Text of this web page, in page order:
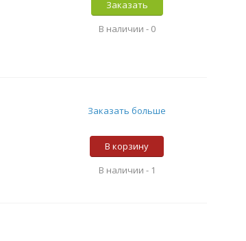
Заказать
В наличии - 0
Заказать больше
В корзину
В наличии - 1